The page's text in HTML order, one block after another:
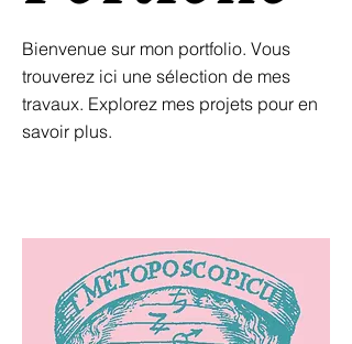
Bienvenue sur mon portfolio. Vous
trouverez ici une sélection de mes
travaux. Explorez mes projets pour en
savoir plus.